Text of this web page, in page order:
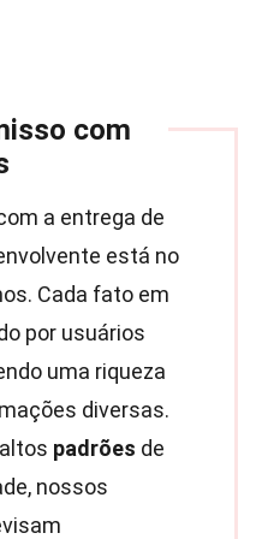
com
a entrega de
está no
Cada fato em
por usuários
uma riqueza
diversas.
padrões de
nossos